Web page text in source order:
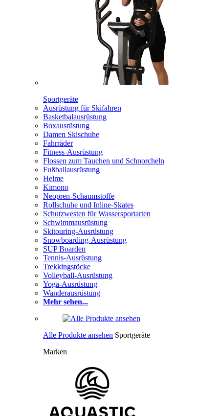
Sportgeräte
Ausrüstung für Skifahren
Basketbalausrüstung
Boxausrüstung
Damen Skischuhe
Fahrräder
Fitness-Ausrüstung
Flossen zum Tauchen und Schnorcheln
Fußballausrüstung
Helme
Kimono
Neopren-Schaumstoffe
Rollschuhe und Inline-Skates
Schutzwesten für Wassersportarten
Schwimmausrüstung
Skitouring-Ausrüstung
Snowboarding-Ausrüstung
SUP Boarden
Tennis-Ausrüstung
Trekkingstöcke
Volleyball-Ausrüstung
Yoga-Ausrüstung
Wanderausrüstung
Mehr sehen...
Alle Produkte ansehen Sportgeräte
Marken